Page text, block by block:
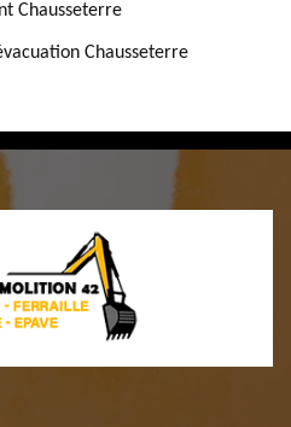
Chausseterre
Chausseterre